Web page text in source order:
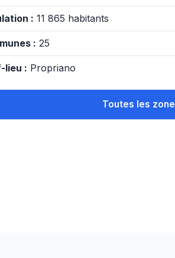
: 11 865 habitants
: 25
lieu : Propriano
Toutes les